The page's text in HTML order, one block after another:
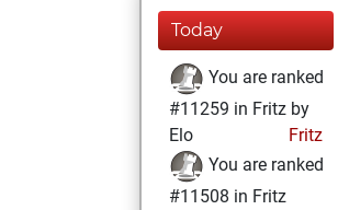
Today
You are ranked
#11259 in Fritz by
Elo
Fritz
You are ranked
#11508 in Fritz